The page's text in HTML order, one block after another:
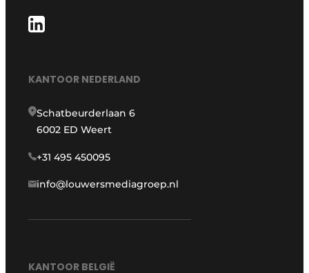
KANTOOR NEDERLAND
Schatbeurderlaan 6
6002 ED Weert
+31 495 450095
info@louwersmediagroep.nl
KANTOOR BELGIË